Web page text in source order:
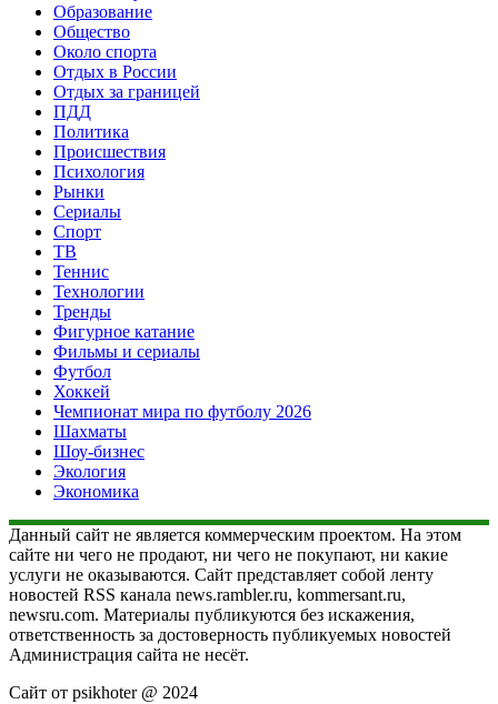
Образование
Общество
Около спорта
Отдых в России
Отдых за границей
ПДД
Политика
Происшествия
Психология
Рынки
Сериалы
Спорт
ТВ
Теннис
Технологии
Тренды
Фигурное катание
Фильмы и сериалы
Футбол
Хоккей
Чемпионат мира по футболу 2026
Шахматы
Шоу-бизнес
Экология
Экономика
Данный сайт не является коммерческим проектом. На этом
сайте ни чего не продают, ни чего не покупают, ни какие
услуги не оказываются. Сайт представляет собой ленту
новостей RSS канала news.rambler.ru, kommersant.ru,
newsru.com. Материалы публикуются без искажения,
ответственность за достоверность публикуемых новостей
Администрация сайта не несёт.
Сайт от psikhoter @ 2024